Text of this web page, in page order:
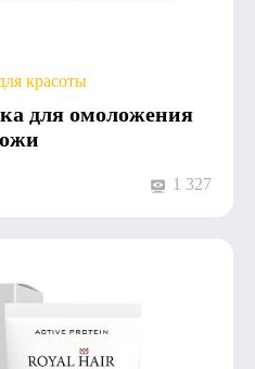
красоты
для омоложения
1 327